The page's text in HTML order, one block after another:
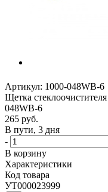
Артикул: 1000-048WB-6
Щетка
048WB-6
265 руб.
В пути, 3 дня
-
В корзину
Характеристики
Код товара
УТ000023999